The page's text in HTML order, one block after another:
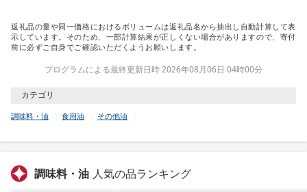
返礼品の量や同一価格におけるボリュームは返礼品名から抽出し自動計算して表
示しています。そのため、一部計算結果が正しくない場合がありますので、寄付
前に必ずご自身でご確認いただくようお願いします。
プログラムによる最終更新日時 2026年08月06日 04時00分
カテゴリ
調味料・油 食用油 その他油
調味料・油 人気の品ランキング